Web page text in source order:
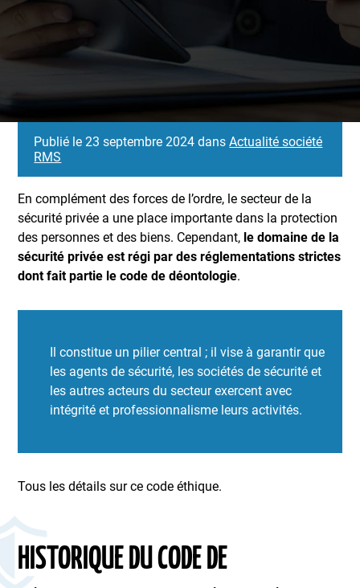
Publié le 23 septembre 2024 dansActualité société
RMS
En complément des forces de l’ordre, le secteur de la
sécurité privée a une place importante dans la protection
des personnes et des biens. Cependant, le domaine de la
sécurité privée est régi par des réglementations strictes
dont fait partie le code de déontologie.
Il constitue un pilier central ; il vise à garantir que
les agents de sécurité, les sociétés de sécurité et
les autres acteurs du secteur exercent avec
intégrité et professionnalisme leurs activités.
Tous les détails sur ce code éthique.
HISTORIQUE DU CODE DE